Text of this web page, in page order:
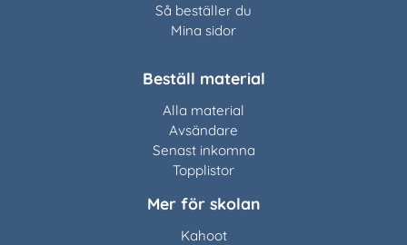
Så beställer du
Mina sidor
Beställ material
Alla material
Avsändare
Senast inkomna
Topplistor
Mer för skolan
Kahoot